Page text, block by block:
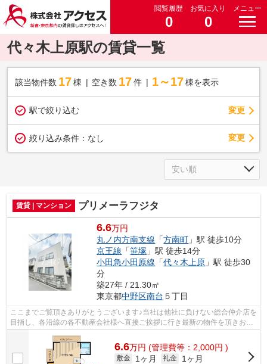
閲覧履歴
0
お気に入り
0
メニュー
代々木上原駅の賃貸一覧
該当物件数 17棟 空き数 17 件 1～17 棟を表示
駅で絞り込む 変更
絞り込み条件： なし 変更
賃貸 | マンション プリメーラフジタ
6.6万円
丸ノ内方南支線 「方南町 」駅 徒歩10分
京王線 「笹塚 」駅 徒歩14分
小田急小田原線 「代々木上原 」駅 徒歩30
分
築27年 / 21.30㎡
東京都中野区南台 ５丁目
ここまでご覧頂きありがとうございます♪当社は他社に負けない総合仲介店を
目指し、各沿線の各不動産会社様へ直接ご挨拶に行き最新の物件を頂きお客
6.6万円 (管理費等：2,000円 )
敷金 1ヶ月 礼金
1ヶ月